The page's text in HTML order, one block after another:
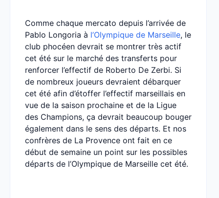
Comme chaque mercato depuis l’arrivée de
Pablo Longoria à l’Olympique de Marseille, le
club phocéen devrait se montrer très actif
cet été sur le marché des transferts pour
renforcer l’effectif de Roberto De Zerbi. Si
de nombreux joueurs devraient débarquer
cet été afin d’étoffer l’effectif marseillais en
vue de la saison prochaine et de la Ligue
des Champions, ça devrait beaucoup bouger
également dans le sens des départs. Et nos
confrères de La Provence ont fait en ce
début de semaine un point sur les possibles
départs de l’Olympique de Marseille cet été.